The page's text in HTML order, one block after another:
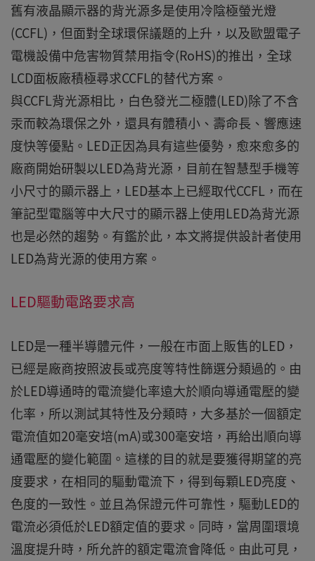
舊有液晶顯示器的背光源多是使用冷陰極螢光燈
(CCFL)，但面對全球環保議題的上升，以及歐盟電子
電機設備中危害物質禁用指令(RoHS)的推出，全球
LCD面板廠積極尋求CCFL的替代方案。
與CCFL背光源相比，白色發光二極體(LED)除了不含
汞而較為環保之外，還具有體積小、壽命長、響應速
度快等優點。LED正因為具有這些優勢，愈來愈多的
廠商開始研製以LED為背光源，目前在智慧型手機等
小尺寸的顯示器上，LED基本上已經取代CCFL，而在
筆記型電腦等中大尺寸的顯示器上使用LED為背光源
也是必然的趨勢。有鑑於此，本文將提供設計者使用
LED為背光源的使用方案。
LED驅動電路要求高
LED是一種半導體元件，一般在市面上販售的LED，
已經是廠商按照波長或亮度等特性篩選分類過的。由
於LED導通時的電流變化率遠大於順向導通電壓的變
化率，所以測試其特性及分類時，大多基於一個額定
電流值如20毫安培(mA)或300毫安培，再給出順向導
通電壓的變化範圍。這樣的目的就是要獲得期望的亮
度要求，在相同的驅動電流下，得到每顆LED亮度、
色度的一致性。並且為保證元件可靠性，驅動LED的
電流必須低於LED額定值的要求。同時，當周圍環境
溫度提升時，所允許的額定電流會降低。由此可見，